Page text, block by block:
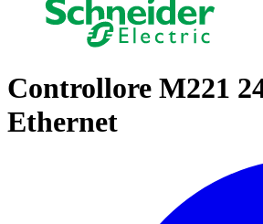
Controllore M221
Ethernet